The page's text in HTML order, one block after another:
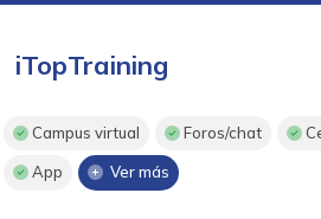
iTopTraining
Campus virtual Foros/chat
App Ver más